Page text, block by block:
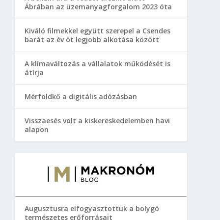
Ábrában az üzemanyagforgalom 2023 óta
Kiváló filmekkel együtt szerepel a Csendes
barát az év öt legjobb alkotása között
A klímaváltozás a vállalatok működését is
átírja
Mérföldkő a digitális adózásban
Visszaesés volt a kiskereskedelemben havi
alapon
Augusztusra elfogyasztottuk a bolygó
természetes erőforrásait